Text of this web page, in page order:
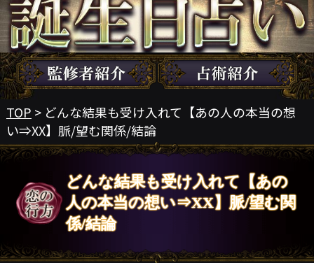
TOP > どんな結果も受け入れて【あの人の本当の想
い⇒XX】脈/望む関係/結論
どんな結果も受け入れて【あの
人の本当の想い⇒XX】脈/望む関
係/結論